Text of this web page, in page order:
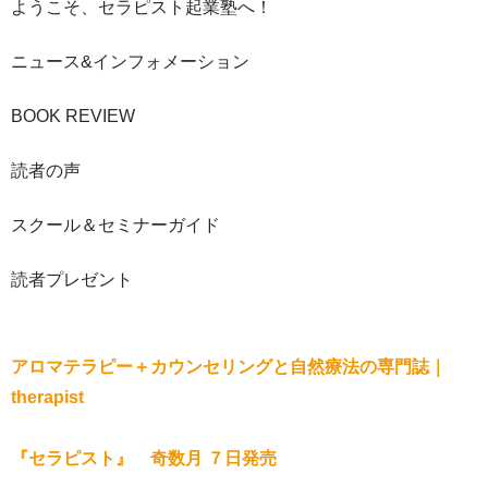
ようこそ、セラピスト起業塾へ！
ニュース&インフォメーション
BOOK REVIEW
読者の声
スクール＆セミナーガイド
読者プレゼント
アロマテラピー＋カウンセリングと自然療法の専門誌｜
therapist
『セラピスト』 奇数月 ７日発売